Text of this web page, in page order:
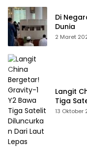
Di
Dunia
2 Maret
Langit
Tiga
13 Oktober